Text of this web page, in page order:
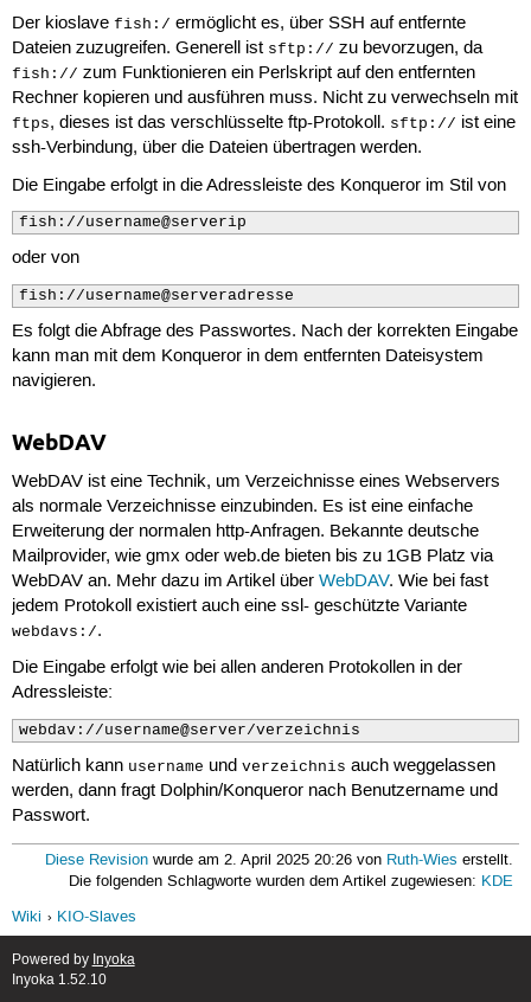
Der kioslave fish:/ ermöglicht es, über SSH auf entfernte
Dateien zuzugreifen. Generell ist sftp:// zu bevorzugen, da
fish:// zum Funktionieren ein Perlskript auf den entfernten
Rechner kopieren und ausführen muss. Nicht zu verwechseln mit
ftps, dieses ist das verschlüsselte ftp-Protokoll. sftp:// ist eine
ssh-Verbindung, über die Dateien übertragen werden.
Die Eingabe erfolgt in die Adressleiste des Konqueror im Stil von
fish://username@serverip
oder von
fish://username@serveradresse
Es folgt die Abfrage des Passwortes. Nach der korrekten Eingabe
kann man mit dem Konqueror in dem entfernten Dateisystem
navigieren.
WebDAV
WebDAV ist eine Technik, um Verzeichnisse eines Webservers
als normale Verzeichnisse einzubinden. Es ist eine einfache
Erweiterung der normalen http-Anfragen. Bekannte deutsche
Mailprovider, wie gmx oder web.de bieten bis zu 1GB Platz via
WebDAV an. Mehr dazu im Artikel über WebDAV. Wie bei fast
jedem Protokoll existiert auch eine ssl- geschützte Variante
webdavs:/.
Die Eingabe erfolgt wie bei allen anderen Protokollen in der
Adressleiste:
webdav://username@server/verzeichnis
Natürlich kann username und verzeichnis auch weggelassen
werden, dann fragt Dolphin/Konqueror nach Benutzername und
Passwort.
Diese Revision wurde am 2. April 2025 20:26 von Ruth-Wies erstellt.
Die folgenden Schlagworte wurden dem Artikel zugewiesen: KDE
Wiki
KIO-Slaves
Powered by Inyoka
Inyoka 1.52.10